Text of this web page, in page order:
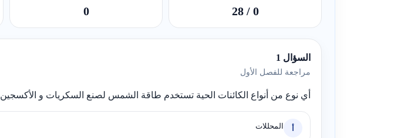
0
/ 28
0
السؤال 1
مراجعة للفصل الأول
أي نوع من أنواع الكائنات الحية تستخدم طاقة الشمس لصنع السكريات و الأكسجين
أ المحللات